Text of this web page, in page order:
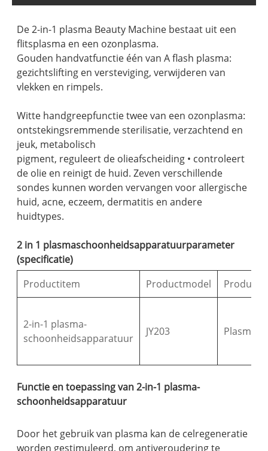
De 2-in-1 plasma Beauty Machine bestaat uit een
flitsplasma en een ozonplasma.
Gouden handvatfunctie één van A flash plasma:
gezichtslifting en versteviging, verwijderen van
vlekken en rimpels.
Witte handgreepfunctie twee van een ozonplasma:
ontstekingsremmende sterilisatie, verzachtend en
jeuk, metabolisch
pigment, reguleert de olieafscheiding • controleert
de olie en reinigt de huid. Zeven verschillende
sondes kunnen worden vervangen voor allergische
huid, acne, eczeem, dermatitis en andere
huidtypes.
2 in 1 plasmaschoonheidsapparatuurparameter
(specificatie)
Productitem
Productmodel
2-in-1 plasma-
schoonheidsapparatuur
JY203 Plasma
Functie en toepassing van 2-in-1 plasma-
schoonheidsapparatuur
Door het gebruik van plasma kan de celregeneratie
worden gestimuleerd, om antiveroudering te